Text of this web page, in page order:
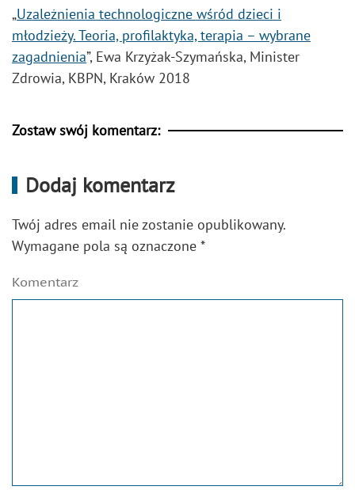
„Uzależnienia technologiczne wśród dzieci i
młodzieży. Teoria, profilaktyka, terapia – wybrane
zagadnienia”, Ewa Krzyżak-Szymańska, Minister
Zdrowia, KBPN, Kraków 2018
Zostaw swój komentarz:
Dodaj komentarz
Twój adres email nie zostanie opublikowany.
Wymagane pola są oznaczone *
Komentarz